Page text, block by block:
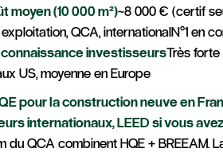
moyen (10 000 m²)~8 000 € (certif
exploitation, QCA, internationalN°1 en
investisseursTrès forte
US, moyenne en Europe
pour la construction neuve en
internationaux, LEED si vous
du QCA combinent HQE + BREEAM.